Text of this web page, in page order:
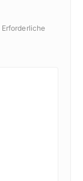
Erforderliche